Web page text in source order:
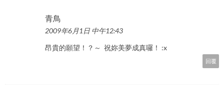
青鳥
2009年6月1日 中午12:43
昂貴的願望！？～ 祝妳美夢成真囉！ :x
回覆